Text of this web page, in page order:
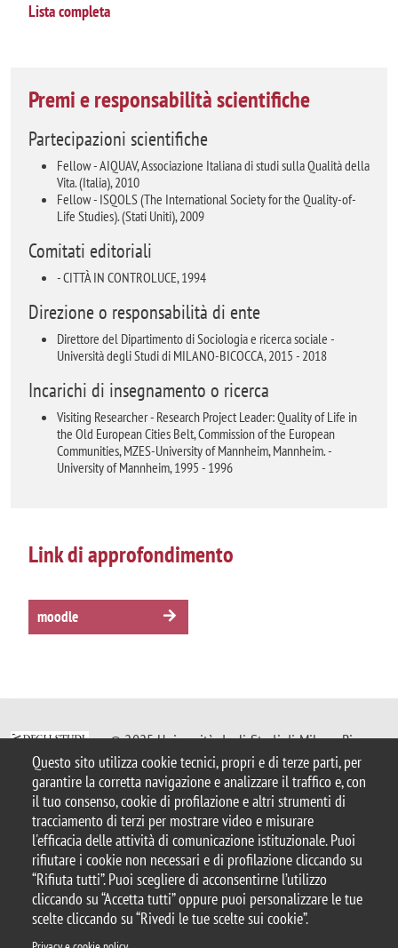
Questo sito utilizza cookie tecnici, propri e di terze parti, per
garantire la corretta navigazione e analizzare il traffico e, con
il tuo consenso, cookie di profilazione e altri strumenti di
tracciamento di terzi per mostrare video e misurare
l'efficacia delle attività di comunicazione istituzionale. Puoi
rifiutare i cookie non necessari e di profilazione cliccando su
“Rifiuta tutti”. Puoi scegliere di acconsentirne l’utilizzo
cliccando su “Accetta tutti” oppure puoi personalizzare le tue
scelte cliccando su “Rivedi le tue scelte sui cookie”.
Lista completa
Premi e responsabilità scientifiche
Partecipazioni scientifiche
Fellow - AIQUAV, Associazione Italiana di studi sulla Qualità della
Vita. (Italia), 2010
Fellow - ISQOLS (The International Society for the Quality-of-
Life Studies). (Stati Uniti), 2009
Comitati editoriali
- CITTÀ IN CONTROLUCE, 1994
Direzione o responsabilità di ente
Direttore del Dipartimento di Sociologia e ricerca sociale -
Università degli Studi di MILANO-BICOCCA, 2015 - 2018
Incarichi di insegnamento o ricerca
Visiting Researcher - Research Project Leader: Quality of Life in
the Old European Cities Belt, Commission of the European
Communities, MZES-University of Mannheim, Mannheim. -
University of Mannheim, 1995 - 1996
Link di approfondimento
moodle
© 2025 Università degli Studi di Milano-Bicocca
Piazza dell'Ateneo Nuovo, 1 - 20126, Milano
Casella PEC:ateneo.bicocca@pec.unimib.it
P.I. 12621570154 |Contattaci
Note legali Privacy Protezione dei Dati Personali
Amministrazione trasparente Dichiarazione di accessibilità
Mappa del sito
Rivedi le tue scelte sui cookie